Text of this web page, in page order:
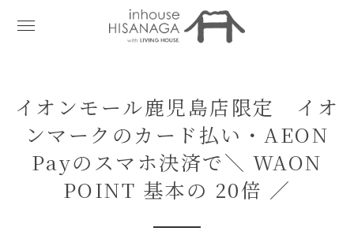
イオンモール鹿児島店限定 イオ
ンマークのカード払い・AEON
Payのスマホ決済で＼ WAON
POINT 基本の 20倍 ／